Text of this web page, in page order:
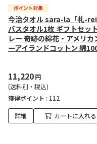
今治タオル sara-la「礼-
バスタオル1枚 ギフトセッ
レー 奇跡の綿花・アメリカ
ーアイランドコットン 綿
11,220円
(送料別・税込)
獲得ポイント : 112
詳細 カートに入れる